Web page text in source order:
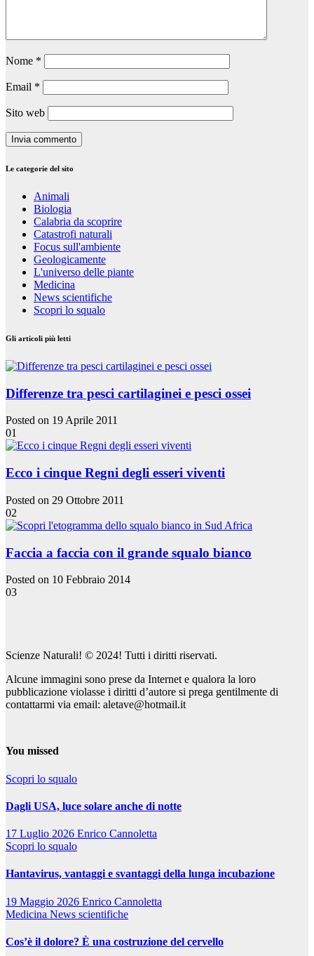
Nome *
Email *
Sito web
Le categorie del sito
Animali
Biologia
Calabria da scoprire
Catastrofi naturali
Focus sull'ambiente
Geologicamente
L'universo delle piante
Medicina
News scientifiche
Scopri lo squalo
Gli articoli più letti
Differenze tra pesci cartilaginei e pesci ossei
Posted on 19 Aprile 2011
01
Ecco i cinque Regni degli esseri viventi
Posted on 29 Ottobre 2011
02
Faccia a faccia con il grande squalo bianco
Posted on 10 Febbraio 2014
03
Scienze Naturali! © 2024! Tutti i diritti riservati.
Alcune immagini sono prese da Internet e qualora la loro
pubblicazione violasse i diritti d’autore si prega gentilmente di
contattarmi via email: aletave@hotmail.it
You missed
Scopri lo squalo
Dagli USA, luce solare anche di notte
17 Luglio 2026 Enrico Cannoletta
Scopri lo squalo
Hantavirus, vantaggi e svantaggi della lunga incubazione
19 Maggio 2026 Enrico Cannoletta
Medicina News scientifiche
Cos’è il dolore? È una costruzione del cervello